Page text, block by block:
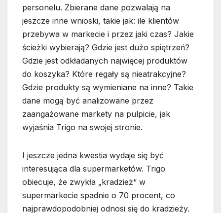
personelu. Zbierane dane pozwalają na
jeszcze inne wnioski, takie jak: ile klientów
przebywa w markecie i przez jaki czas? Jakie
ścieżki wybierają? Gdzie jest dużo spiętrzeń?
Gdzie jest odkładanych najwięcej produktów
do koszyka? Które regały są nieatrakcyjne?
Gdzie produkty są wymieniane na inne? Takie
dane mogą być analizowane przez
zaangażowane markety na pulpicie, jak
wyjaśnia Trigo na swojej stronie.
I jeszcze jedna kwestia wydaje się być
interesująca dla supermarketów. Trigo
obiecuje, że zwykła „kradzież“ w
supermarkecie spadnie o 70 procent, co
najprawdopodobniej odnosi się do kradzieży.